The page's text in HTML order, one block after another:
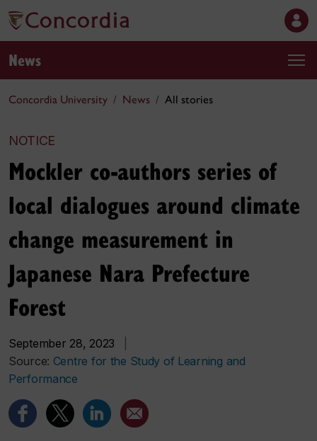
News
Concordia University News All stories
NOTICE
Mockler co-authors series of
local dialogues around climate
change measurement in
Japanese Nara Prefecture
Forest
September 28, 2023
Source: Centre for the Study of Learning and
Performance